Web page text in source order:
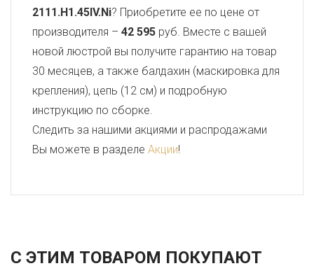
2111.H1.45IV.Ni? Приобретите ее по цене от
производителя – 42 595 руб. Вместе с вашей
новой люстрой вы получите гарантию на товар
30 месяцев, а также балдахин (маскировка для
крепления), цепь (12 см) и подробную
инструкцию по сборке.
Следить за нашими акциями и распродажами
Вы можете в разделе Акции!
С ЭТИМ ТОВАРОМ ПОКУПАЮТ